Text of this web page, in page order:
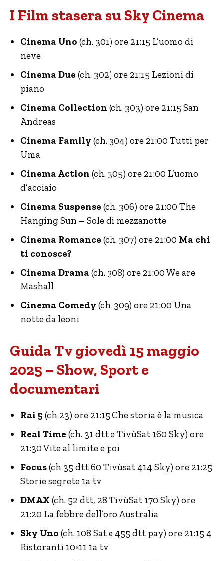
I Film stasera su Sky Cinema
Cinema Uno (ch. 301) ore 21:15 L’uomo di
neve
Cinema Due (ch. 302) ore 21:15 Lezioni di
piano
Cinema Collection (ch. 303) ore 21:15 San
Andreas
Cinema Family (ch. 304) ore 21:00 Tutti per
Uma
Cinema Action (ch. 305) ore 21:00 L’uomo
d’acciaio
Cinema Suspense (ch. 306) ore 21:00 The
Hanging Sun – Sole di mezzanotte
Cinema Romance (ch. 307) ore 21:00 Ma chi
ti conosce?
Cinema Drama (ch. 308) ore 21:00 We are
Mashall
Cinema Comedy (ch. 309) ore 21:00 Una
notte da leoni
Guida Tv giovedì 15 maggio
2025 – Show, Sport e
documentari
Rai 5 (ch 23) ore 21:15 Che storia è la musica
Real Time (ch. 31 dtt e TivùSat 160 Sky) ore
21:30 Vite al limite e poi
Focus(ch 35 dtt 60 Tivùsat 414 Sky) ore 21:25
Storie segrete 1a tv
DMAX (ch. 52 dtt, 28 TivùSat 170 Sky) ore
21:20 La febbre dell’oro Australia
Sky Uno (ch. 108 Sat e 455 dtt pay) ore 21:15 4
Ristoranti 10×11 1a tv